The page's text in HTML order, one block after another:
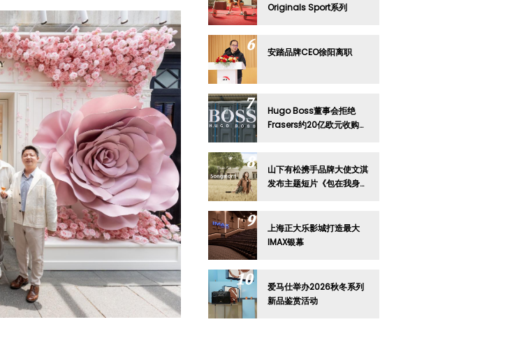
Originals Sport系列
安踏品牌CEO徐阳离职
Hugo Boss董事会拒绝
Frasers约20亿欧元收购要
山下有松携手品牌大使文淇
发布主题短片《包在我身
上海正大乐影城打造最大
IMAX银幕
爱马仕举办2026秋冬系列
新品鉴赏活动